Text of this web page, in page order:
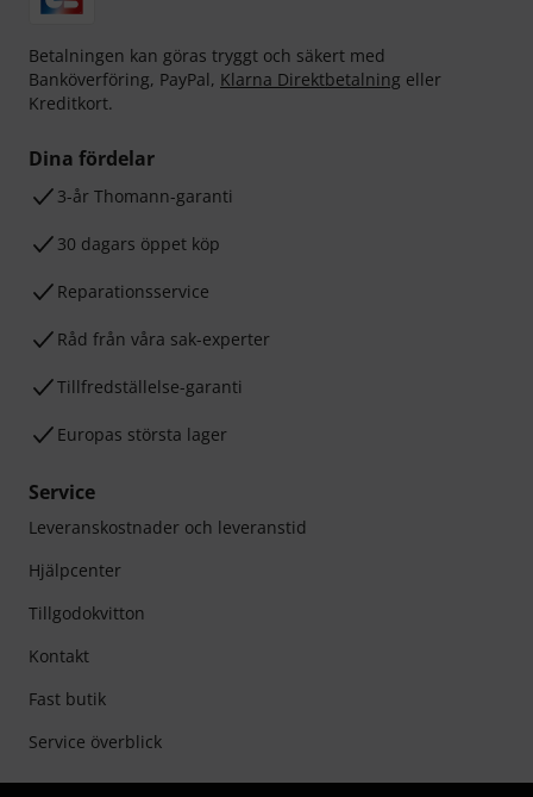
Betalningen kan göras tryggt och säkert med
Banköverföring, PayPal, Klarna Direktbetalning eller
Kreditkort.
Dina fördelar
3-år Thomann-garanti
30 dagars öppet köp
Reparationsservice
Råd från våra sak-experter
Tillfredställelse-garanti
Europas största lager
Service
Leveranskostnader och leveranstid
Hjälpcenter
Tillgodokvitton
Kontakt
Fast butik
Service överblick